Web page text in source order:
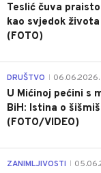
Teslić čuva
kao svjedok
(FOTO)
DRUŠTVO 06.06.2026.
U Mićinoj pećini s
BiH: Istina o
(FOTO/VIDEO)
ZANIMLJIVOSTI